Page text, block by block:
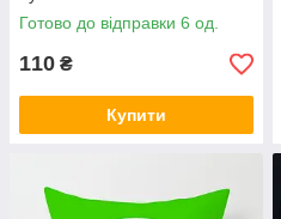
Готово до відправки 6 од.
110 ₴
Купити